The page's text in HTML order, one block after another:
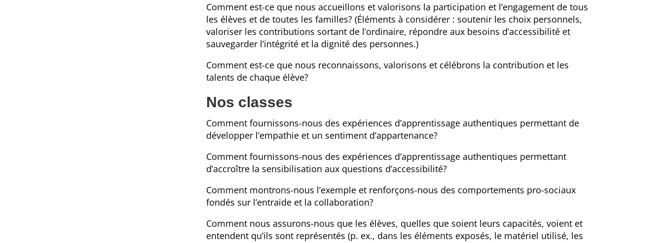
Comment est-ce que nous accueillons et valorisons la participation et l’engagement de tous
les élèves et de toutes les familles? (Éléments à considérer : soutenir les choix personnels,
valoriser les contributions sortant de l’ordinaire, répondre aux besoins d’accessibilité et
sauvegarder l’intégrité et la dignité des personnes.)
Comment est-ce que nous reconnaissons, valorisons et célébrons la contribution et les
talents de chaque élève?
Nos classes
Comment fournissons-nous des expériences d’apprentissage authentiques permettant de
développer l’empathie et un sentiment d’appartenance?
Comment fournissons-nous des expériences d’apprentissage authentiques permettant
d’accroître la sensibilisation aux questions d’accessibilité?
Comment montrons-nous l’exemple et renforçons-nous des comportements pro-sociaux
fondés sur l’entraide et la collaboration?
Comment nous assurons-nous que les élèves, quelles que soient leurs capacités, voient et
entendent qu’ils sont représentés (p. ex., dans les éléments exposés, le matériel utilisé, les